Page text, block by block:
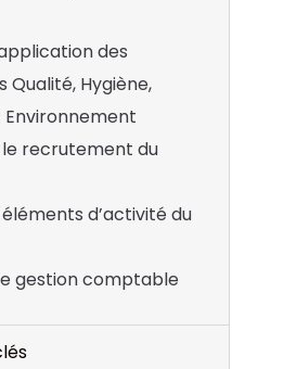
des
Qualité, Hygiène,
le recrutement du
d’activité du
gestion comptable